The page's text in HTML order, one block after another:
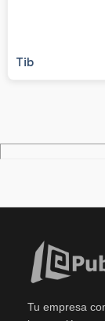
Tib
Tu empresa